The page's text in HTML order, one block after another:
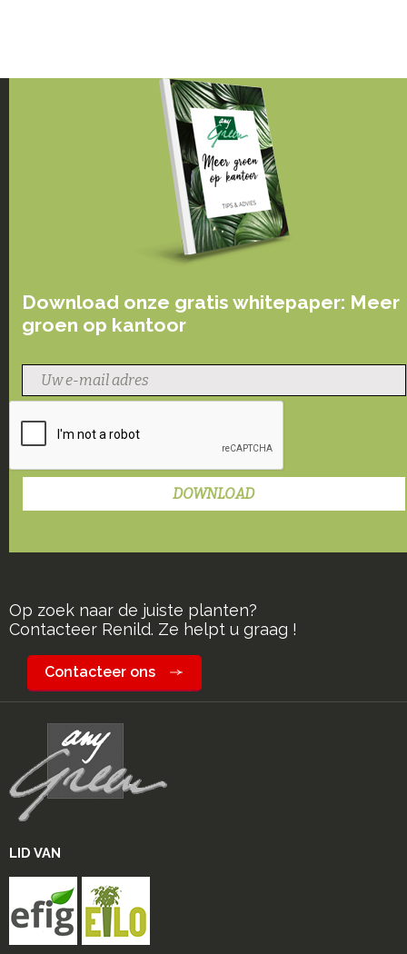
Download onze gratis whitepaper: Meer
groen op kantoor
Op zoek naar de juiste planten?
Contacteer Renild. Ze helpt u graag !
Contacteer ons
LID VAN